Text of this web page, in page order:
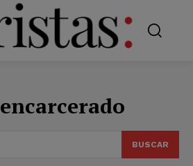
encarcerado
BUSCAR